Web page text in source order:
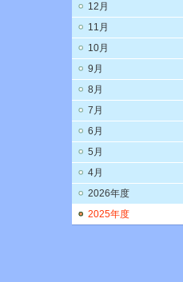
12月
11月
10月
9月
8月
7月
6月
5月
4月
2026年度
2025年度